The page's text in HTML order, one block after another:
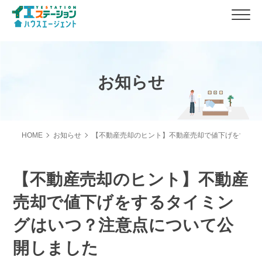
お知らせ
HOME お知らせ 【不動産売却のヒント】不動産売却で値下げをする
【不動産売却のヒント】不動産
売却で値下げをするタイミン
グはいつ？注意点について公
開しました